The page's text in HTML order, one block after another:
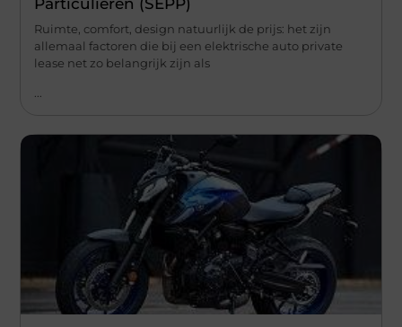
Ruimte, comfort, design natuurlijk de prijs: het zijn
allemaal factoren die bij een elektrische auto private
lease net zo belangrijk zijn als